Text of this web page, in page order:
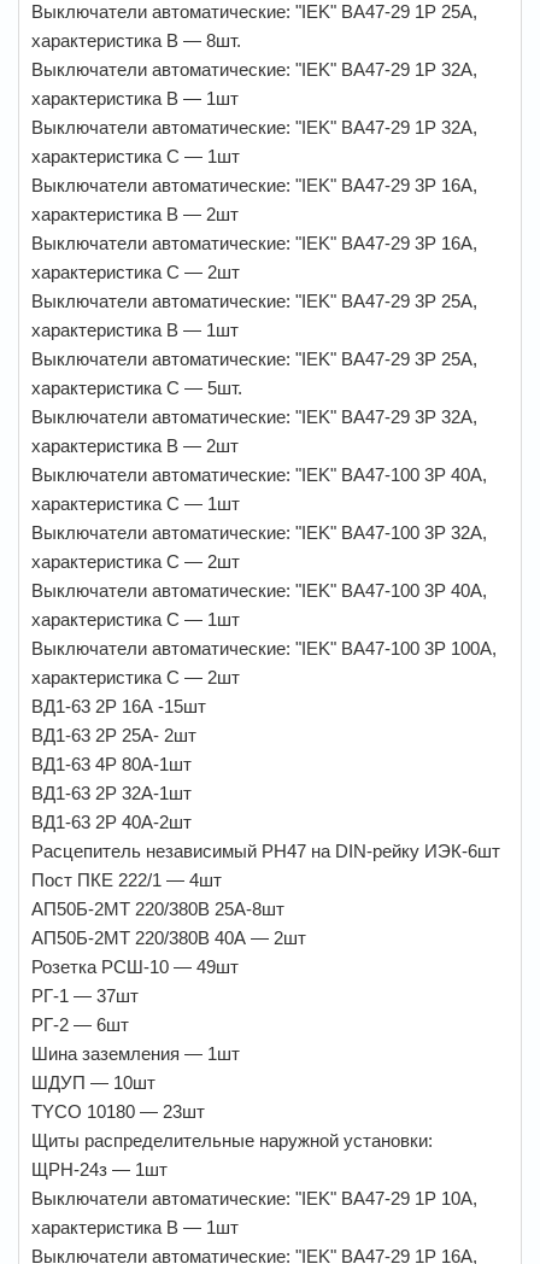
Выключатели автоматические: "IEK" ВА47-29 1Р 25А,
характеристика В — 8шт.
Выключатели автоматические: "IEK" ВА47-29 1Р 32А,
характеристика В — 1шт
Выключатели автоматические: "IEK" ВА47-29 1Р 32А,
характеристика С — 1шт
Выключатели автоматические: "IEK" ВА47-29 3Р 16А,
характеристика В — 2шт
Выключатели автоматические: "IEK" ВА47-29 3Р 16А,
характеристика С — 2шт
Выключатели автоматические: "IEK" ВА47-29 3Р 25А,
характеристика В — 1шт
Выключатели автоматические: "IEK" ВА47-29 3Р 25А,
характеристика С — 5шт.
Выключатели автоматические: "IEK" ВА47-29 3Р 32А,
характеристика В — 2шт
Выключатели автоматические: "IEK" ВА47-100 3Р 40А,
характеристика С — 1шт
Выключатели автоматические: "IEK" ВА47-100 3Р 32А,
характеристика С — 2шт
Выключатели автоматические: "IEK" ВА47-100 3Р 40А,
характеристика С — 1шт
Выключатели автоматические: "IEK" ВА47-100 3Р 100А,
характеристика С — 2шт
ВД1-63 2Р 16А -15шт
ВД1-63 2Р 25А- 2шт
ВД1-63 4Р 80А-1шт
ВД1-63 2Р 32А-1шт
ВД1-63 2Р 40А-2шт
Расцепитель независимый РН47 на DIN-рейку ИЭК-6шт
Пост ПКЕ 222/1 — 4шт
АП50Б-2МТ 220/380В 25А-8шт
АП50Б-2МТ 220/380В 40А — 2шт
Розетка РСШ-10 — 49шт
РГ-1 — 37шт
РГ-2 — 6шт
Шина заземления — 1шт
ШДУП — 10шт
ТYСО 10180 — 23шт
Щиты распределительные наружной установки:
ЩРН-24з — 1шт
Выключатели автоматические: "IEK" ВА47-29 1Р 10А,
характеристика В — 1шт
Выключатели автоматические: "IEK" ВА47-29 1Р 16А,